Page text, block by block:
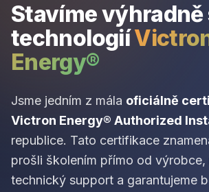
Stavíme výhradně
technologií
Energy®
Jsme jedním z mála oficiálně
Victron Energy® Authorized
republice. Tato certifikace
prošli školením přímo od výrobce,
technický support a garantujeme